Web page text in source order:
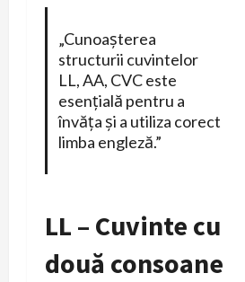
„Cunoașterea
structurii cuvintelor
LL, AA, CVC este
esențială pentru a
învăța și a utiliza corect
limba engleză.”
LL – Cuvinte cu
două consoane